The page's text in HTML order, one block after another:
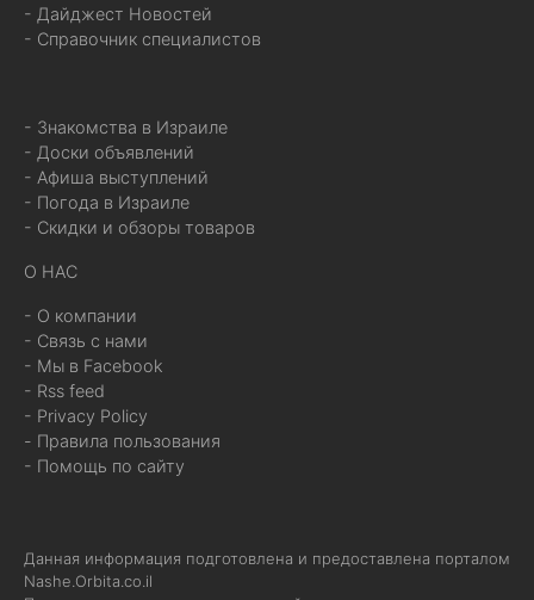
- Дайджест Новостей
- Справочник специалистов
- Знакомства в Израиле
- Доски объявлений
- Афиша выступлений
- Погода в Израиле
- Скидки и обзоры товаров
О НАС
- О компании
- Связь с нами
- Мы в Facebook
- Rss feed
- Privacy Policy
- Правила пользования
- Помощь по сайту
Данная информация подготовлена и предоставлена порталом
Nashe.Orbita.co.il